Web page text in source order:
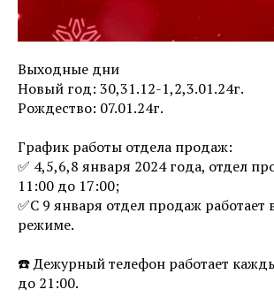
Выходные дни
Новый год: 30,31.12-1,2,3.01.24г.
Рождество: 07.01.24г.
График работы отдела продаж:
✅ 4,5,6,8 января 2024 года, отдел
11:00 до 17:00;
✅C 9 января отдел продаж
режиме.
☎️ Дежурный телефон работает
до 21:00.